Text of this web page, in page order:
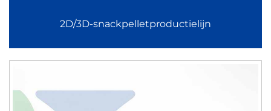
waarborgen een veilige productie van voeding voor
Elke productielijn kan worden afgestemd op kleine,
2D/3D-snackpelletproductielijn